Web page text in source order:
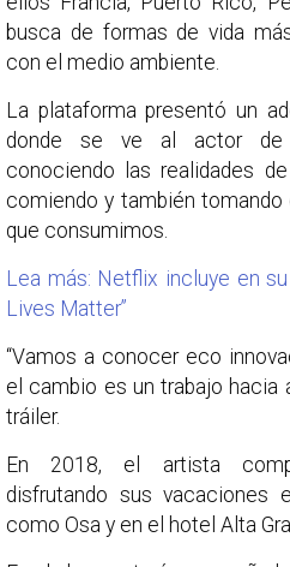
busca de formas de vida
con el medio ambiente.
La plataforma presentó un
donde se ve al actor de
conociendo las realidades
comiendo y también
que consumimos.
Lea más: Netflix incluye en
Lives Matter”
“Vamos a conocer eco
el cambio es un trabajo hacia
tráiler.
En 2018, el artista
disfrutando sus vacaciones
como Osa y en el hotel Alta